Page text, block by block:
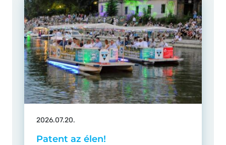
2026.07.20.
Patent az élen!